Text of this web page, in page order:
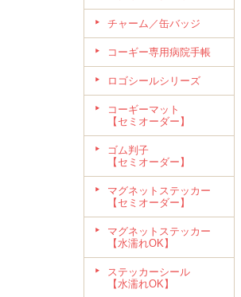
チャーム／缶バッジ
コーギー専用病院手帳
ロゴシールシリーズ
コーギーマット
【セミオーダー】
ゴム判子
【セミオーダー】
マグネットステッカー
【セミオーダー】
マグネットステッカー
【水濡れOK】
ステッカーシール
【水濡れOK】